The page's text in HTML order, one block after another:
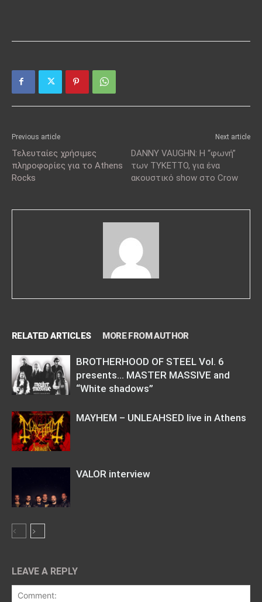
Previous article
Τελευταίες χρήσιμες
πληροφορίες για το Athens
Rocks
Next article
DANNY VAUGHN: Η “φωνή”
των TYKETTO, για ένα
ακουστικό show στο Crow
RELATED ARTICLES MORE FROM AUTHOR
BROTHERHOOD OF STEEL Vol. 6
presents… MASTER MASSIVE and
“White shadows”
MAYHEM – UNLEAHSED live in Athens
VALOR interview
LEAVE A REPLY